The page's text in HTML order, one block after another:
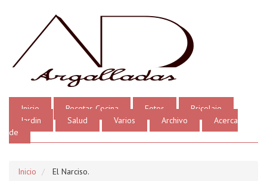
Inicio Recetas Cocina Fotos
Bricolaje
Jardin
Salud Varios Archivo
Acerca
de
Inicio El Narciso.